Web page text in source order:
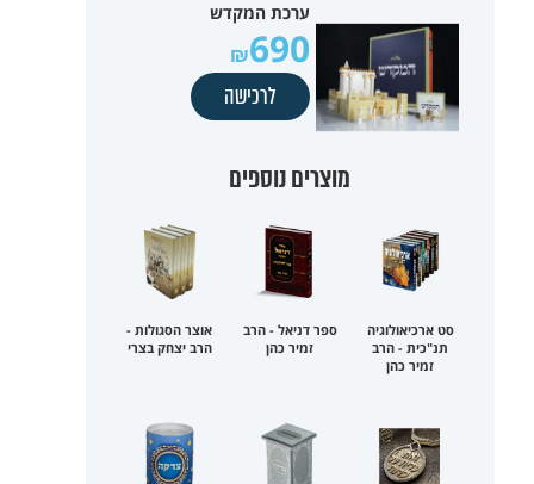
ערכת המקדש
690
לרכישה
מוצרים נוספים
סט ארכיאולוגיה
תנ"כית - הרב
זמיר כהן
ספר דניאל - הרב
זמיר כהן
אוצר הסגולות -
הרב יצחק בצרי